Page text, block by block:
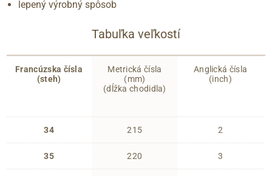
lepený výrobný spôsob
Tabuľka veľkostí
Francúzska čísla
(steh)
34
35
Metrická čísla
(mm)
(dĺžka chodidla)
215
220
Anglická čísla
(inch)
2
3